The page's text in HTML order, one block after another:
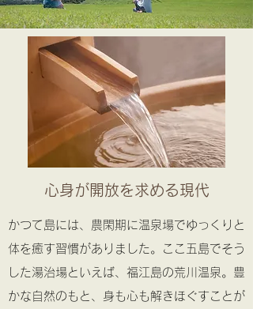
心身が開放を求める現代
かつて島には、農閑期に温泉場でゆっくりと
体を癒す習慣がありました。ここ五島でそう
した湯治場といえば、福江島の荒川温泉。豊
かな自然のもと、身も心も解きほぐすことが